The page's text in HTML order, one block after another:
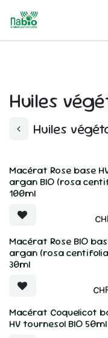
Huiles
Huiles
Macérat Rose base
argan BIO (rosa
100ml
Macérat Rose BIO
argan (rosa
30ml
Macérat Coquelicot
HV tournesol BIO 50ml